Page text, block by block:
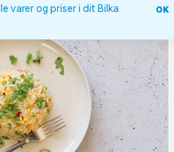
varer og priser i dit Bilka
OK
inspirerede retter Fried rice